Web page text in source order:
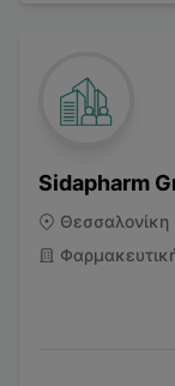
Sidapharm
Θεσσαλονίκη